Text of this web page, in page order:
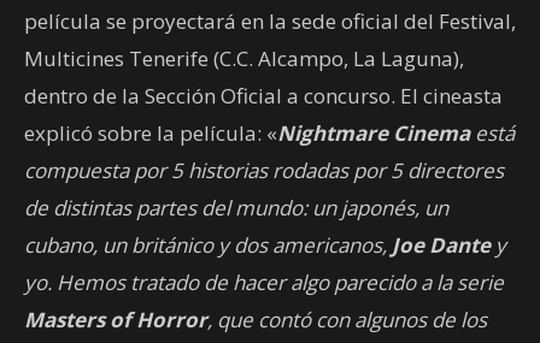
película se proyectará en la sede oficial del Festival,
Multicines Tenerife (C.C. Alcampo, La Laguna),
dentro de la Sección Oficial a concurso. El cineasta
explicó sobre la película: «Nightmare Cinemaestá
compuesta por 5 historias rodadas por 5 directores
de distintas partes del mundo: un japonés, un
cubano, un británico y dos americanos, Joe Dantey
yo. Hemos tratado de hacer algo parecido a la serie
Masters of Horror, que contó con algunos de los